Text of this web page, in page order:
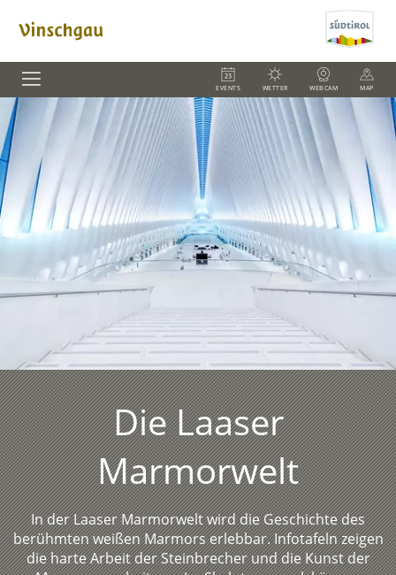
EVENTS WETTER WEBCAM MAP
Die Laaser
Marmorwelt
In der Laaser Marmorwelt wird die Geschichte des
berühmten weißen Marmors erlebbar. Infotafeln zeigen
die harte Arbeit der Steinbrecher und die Kunst der